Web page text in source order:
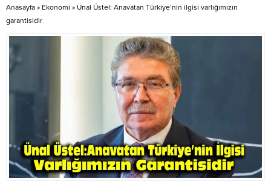
Anasayfa » Ekonomi » Ünal Üstel: Anavatan Türkiye’nin ilgisi varlığımızın
garantisidir